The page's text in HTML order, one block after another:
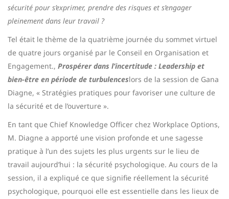
sécurité pour s’exprimer, prendre des risques et s’engager
pleinement dans leur travail ?
Tel était le thème de la quatrième journée du sommet virtuel
de quatre jours organisé par le Conseil en Organisation et
Engagement., Prospérer dans l’incertitude : Leadership et
bien-être en période de turbulenceslors de la session de Gana
Diagne, « Stratégies pratiques pour favoriser une culture de
la sécurité et de l’ouverture ».
En tant que Chief Knowledge Officer chez Workplace Options,
M. Diagne a apporté une vision profonde et une sagesse
pratique à l’un des sujets les plus urgents sur le lieu de
travail aujourd’hui : la sécurité psychologique. Au cours de la
session, il a expliqué ce que signifie réellement la sécurité
psychologique, pourquoi elle est essentielle dans les lieux de